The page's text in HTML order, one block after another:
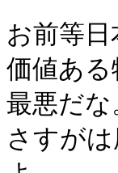
お前等
価値あ
最悪だ
さすが